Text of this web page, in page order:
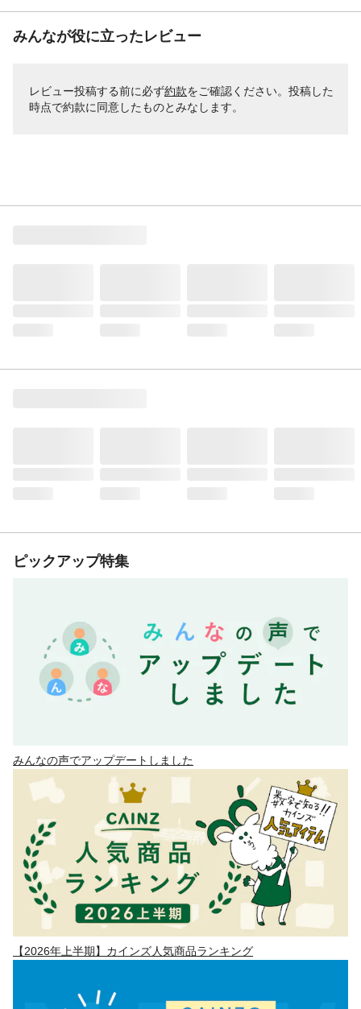
みんなが役に立ったレビュー
レビュー投稿する前に必ず約款をご確認ください。投稿した
時点で約款に同意したものとみなします。
ピックアップ特集
みんなの声でアップデートしました
【2026年上半期】カインズ人気商品ランキング